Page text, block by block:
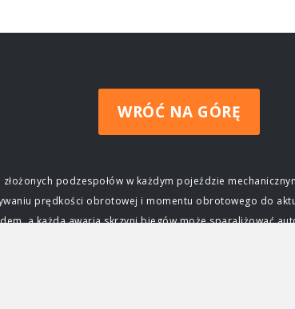
WRÓĆ NA GÓRĘ
podzespołów w każdym pojeździe
prędkości obrotowej i momentu obrotowego do
a każda awaria skrzyni biegów może sparaliżować